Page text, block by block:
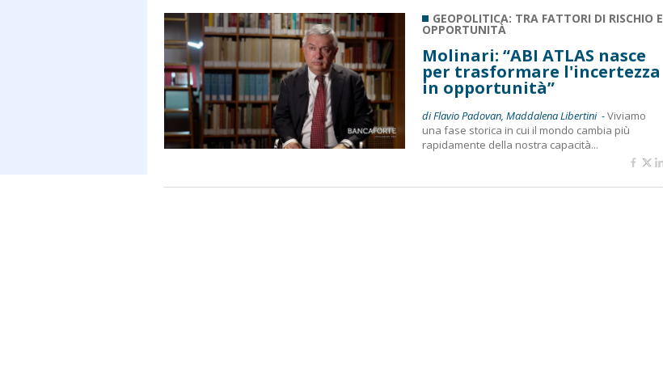
GEOPOLITICA: TRA FATTORI DI RISCHIO E
OPPORTUNITÀ
Molinari: “ABI ATLAS nasce
per trasformare l'incertezza
in opportunità”
di Flavio Padovan, Maddalena Libertini -Viviamo
una fase storica in cui il mondo cambia più
rapidamente della nostra capacità...